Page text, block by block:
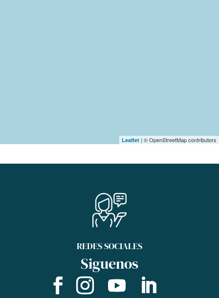
Leaflet | © OpenStreetMap contributors
REDES SOCIALES
Siguenos